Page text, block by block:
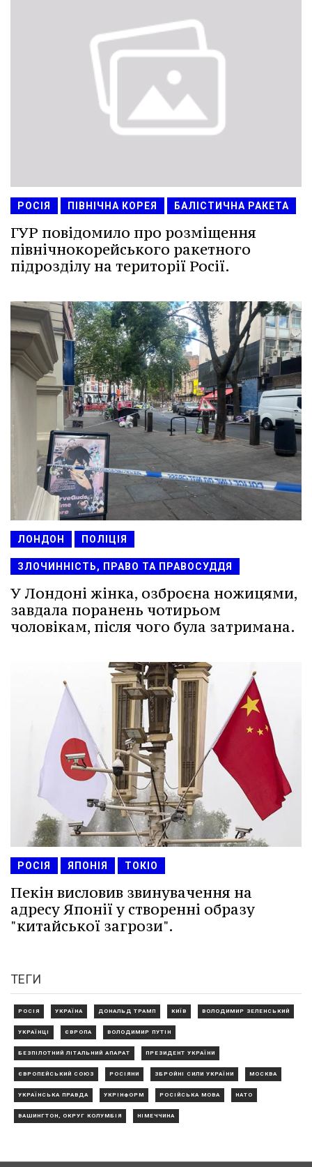
РОСІЯ ПІВНІЧНА КОРЕЯ БАЛІСТИЧНА РАКЕТА
ГУР повідомило про розміщення
північнокорейського ракетного
підрозділу на території Росії.
ЛОНДОН ПОЛІЦІЯ
ЗЛОЧИННІСТЬ, ПРАВО ТА ПРАВОСУДДЯ
У Лондоні жінка, озброєна ножицями,
завдала поранень чотирьом
чоловікам, після чого була затримана.
РОСІЯ ЯПОНІЯ ТОКІО
Пекін висловив звинувачення на
адресу Японії у створенні образу
"китайської загрози".
ТЕГИ
РОСІЯ УКРАЇНА ДОНАЛЬД ТРАМП КИЇВ ВОЛОДИМИР ЗЕЛЕНСЬКИЙ
УКРАЇНЦІ ЄВРОПА ВОЛОДИМИР ПУТІН
БЕЗПІЛОТНИЙ ЛІТАЛЬНИЙ АПАРАТ ПРЕЗИДЕНТ УКРАЇНИ
ЄВРОПЕЙСЬКИЙ СОЮЗ РОСІЯНИ ЗБРОЙНІ СИЛИ УКРАЇНИ МОСКВА
УКРАЇНСЬКА ПРАВДА УКРІНФОРМ РОСІЙСЬКА МОВА НАТО
ВАШИНГТОН, ОКРУГ КОЛУМБІЯ НІМЕЧЧИНА